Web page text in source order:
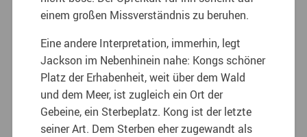
einem großen Missverständnis zu beruhen.
Eine andere Interpretation, immerhin, legt
Jackson im Nebenhinein nahe: Kongs schöner
Platz der Erhabenheit, weit über dem Wald
und dem Meer, ist zugleich ein Ort der
Gebeine, ein Sterbeplatz. Kong ist der letzte
seiner Art. Dem Sterben eher zugewandt als